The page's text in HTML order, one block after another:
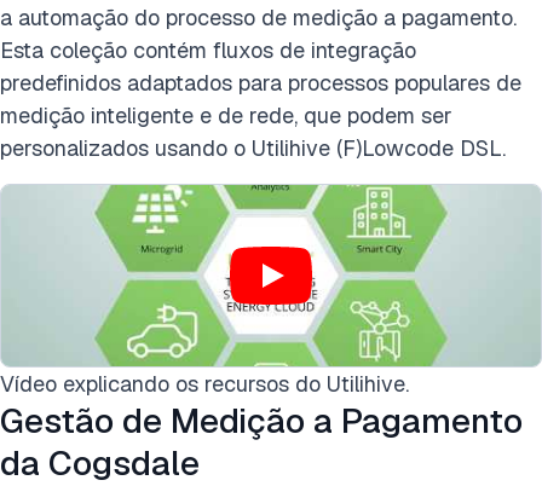
a automação do processo de medição a pagamento.
Esta coleção contém fluxos de integração
predefinidos adaptados para processos populares de
medição inteligente e de rede, que podem ser
personalizados usando o Utilihive (F)Lowcode DSL.
Vídeo explicando os recursos do Utilihive.
Gestão de Medição a Pagamento
da Cogsdale